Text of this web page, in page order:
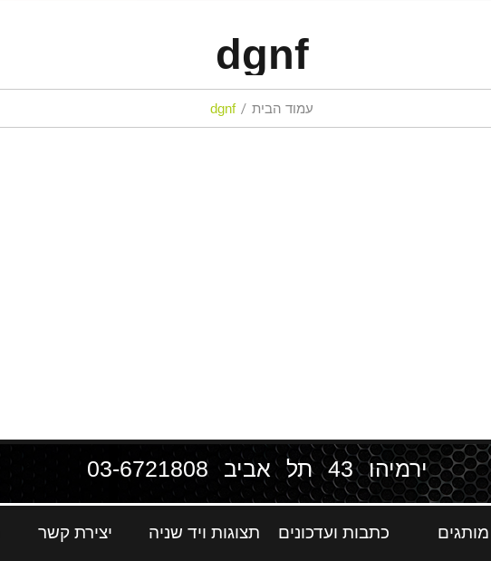
dgnf
עמוד הבית dgnf
ירמיהו 43 תל אביב 03-6721808
מותגים כתבות ועדכונים תצוגות ויד שניה יצירת קשר